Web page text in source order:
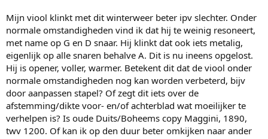
condities. Als dan de condities niet meer optimaal zijn voor die
bladen zal het instrument anders gaan klinken, dat kan slechter of
beter zijn. Meestal is de term 'anders' meer op zijn plaats want: wat
is beter of slechter? Je raakt gewend aan je instrument en alles wat
daar dan van afwijkt wordt vaak als slechter beoordeeld, maar is het
dat ook?
Mijn viool klinkt met dit winterweer beter ipv slechter. Onder
normale omstandigheden vind ik dat hij te weinig resoneert,
met name op G en D snaar. Hij klinkt dat ook iets metalig,
eigenlijk op alle snaren behalve A. Dit is nu ineens opgelost.
Hij is opener, voller, warmer. Betekent dit dat de viool onder
normale omstandigheden nog kan worden verbeterd, bijv
door aanpassen stapel? Of zegt dit iets over de
afstemming/dikte voor- en/of achterblad wat moeilijker te
verhelpen is? Is oude Duits/Boheems copy Maggini, 1890,
twv 1200. Of kan ik op den duur beter omkijken naar ander